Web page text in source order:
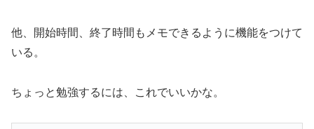
他、開始時間、終了時間もメモできるように機能をつけて
いる。
ちょっと勉強するには、これでいいかな。